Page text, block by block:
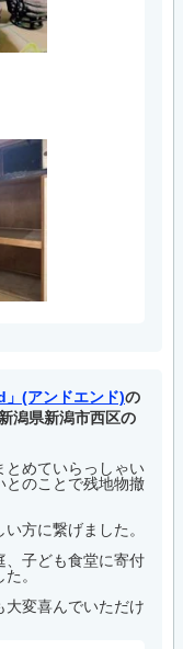
(アンドエンド)の
潟県新潟市西区の
とめていらっしゃい
とのことで残地物撤
方に繋げました。
、子ども食堂に寄付
。
変喜んでいただけ